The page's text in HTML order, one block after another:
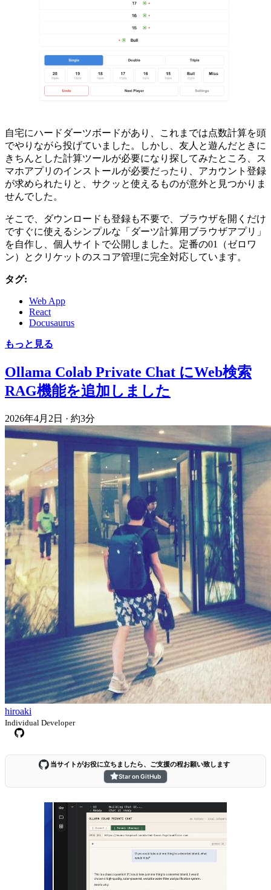
自宅にハードダーツボードがあり、これまでは点数計算を頭
でやりながら投げていました。しかし、友人と遊んだときに
きちんとした計算ツールが必要になり探してみたところ、ス
マホアプリのインストールが必要だったり、アカウント登録
が求められたりと、サクッと使えるものが意外と見つかりま
せんでした。
そこで、ダウンロードも登録も不要で、ブラウザを開くだけ
ですぐに使えるシンプルな「ダーツ計算用ブラウザアプリ」
を自作し、個人サイトで公開しました。定番の01（ゼロワ
ン）とクリケットのスコア管理に完全対応しています。
タグ:
Web App
React
Docusaurus
もっと見る
Ollama Colab Private Chat にWeb検索
RAG機能を追加しました
2026年4月2日 · 約3分
hiroaki
Individual Developer
当サイトがお役に立ちましたら、ご支援の程お願い致します
Star on GitHub